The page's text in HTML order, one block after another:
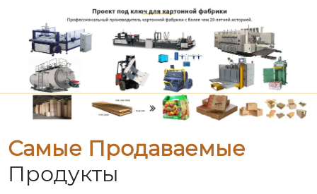
Самые Продаваемые
Продукты